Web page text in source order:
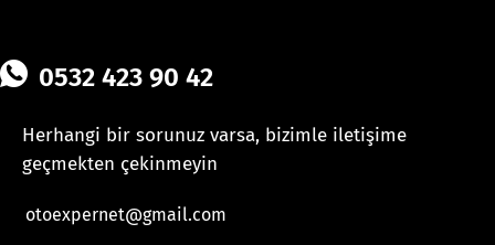
0532 423 90 42
Herhangi bir sorunuz varsa, bizimle iletişime
geçmekten çekinmeyin
otoexpernet@gmail.com